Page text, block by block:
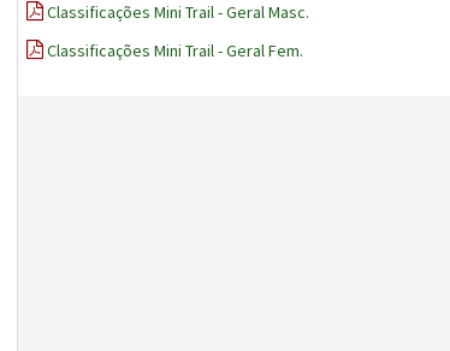
Classificações Mini Trail - Geral Masc.
Classificações Mini Trail - Geral Fem.